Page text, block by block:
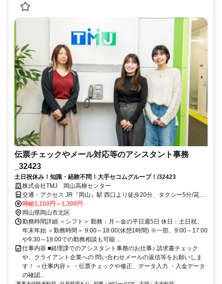
伝票チェックやメール対応等のアシスタント事務
_32423
土日祝休み！知識・経験不問！大手セコムグループ！/32423
株式会社TMJ 岡山高柳センター
交通・アクセス JR『岡山』駅 西口より徒歩20分、タクシー5分/花尻
入口行き（岡電バス）の場合、バス停「下伊福二丁目」下車 徒歩6分
時給1,100円～1,300円
岡山県岡山市北区
勤務時間詳細 ＜シフト＞ 勤務：月～金の平日週5日 休日：土日祝、
年末年始 ＜勤務時間＞ 9:00～18:00(休憩1時間) ※一部、9:00～17:00
や9:30～18:00での勤務相談も可能 ...
仕事内容 ■経理課でのアシスタント事務のお仕事♪ 請求書チェック
や、クライアント企業への 問い合わせメールの返信等をお願いしま
す！ ＜仕事内容＞ ・伝票チェックや修正、データ入力 ・入金データ
の確認...